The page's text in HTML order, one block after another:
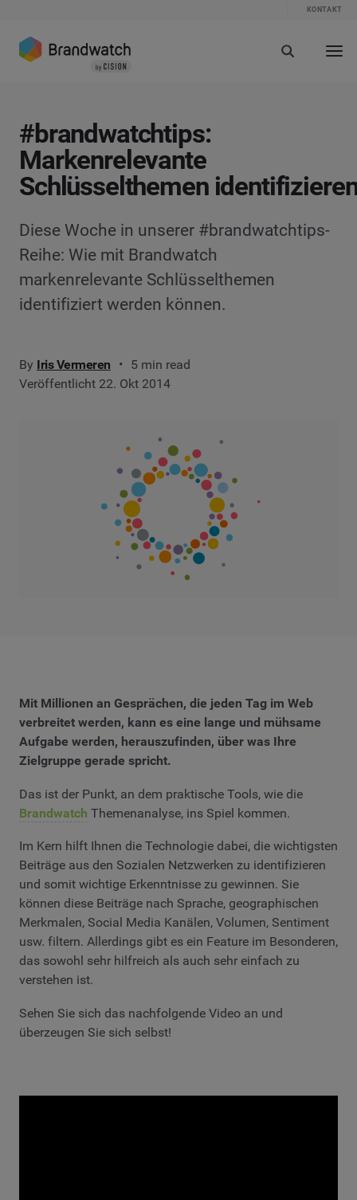
KONTAKT
#brandwatchtips:
Markenrelevante
Schlüsselthemen
Diese Woche in unserer #brandwatchtips-
Reihe: Wie mit Brandwatch
markenrelevante Schlüsselthemen
identifiziert werden können.
By Iris Vermeren
5 min read
Veröffentlicht 22. Okt 2014
Mit Millionen an Gesprächen, die jeden Tag im Web
verbreitet werden, kann es eine lange und mühsame
Aufgabe werden, herauszufinden, über was Ihre
Zielgruppe gerade spricht.
Das ist der Punkt, an dem praktische Tools, wie die
Brandwatch Themenanalyse, ins Spiel kommen.
Im Kern hilft Ihnen die Technologie dabei, die wichtigsten
Beiträge aus den Sozialen Netzwerken zu identifizieren
und somit wichtige Erkenntnisse zu gewinnen. Sie
können diese Beiträge nach Sprache, geographischen
Merkmalen, Social Media Kanälen, Volumen, Sentiment
usw. filtern. Allerdings gibt es ein Feature im Besonderen,
das sowohl sehr hilfreich als auch sehr einfach zu
verstehen ist.
Sehen Sie sich das nachfolgende Video an und
überzeugen Sie sich selbst!